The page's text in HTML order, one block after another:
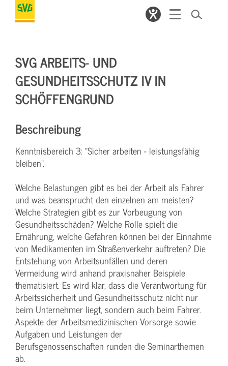
SVG ARBEITS- UND
GESUNDHEITSSCHUTZ IV IN
SCHÖFFENGRUND
Beschreibung
Kenntnisbereich 3: "Sicher arbeiten - leistungsfähig
bleiben".
Welche Belastungen gibt es bei der Arbeit als Fahrer
und was beansprucht den einzelnen am meisten?
Welche Strategien gibt es zur Vorbeugung von
Gesundheitsschäden? Welche Rolle spielt die
Ernährung, welche Gefahren können bei der Einnahme
von Medikamenten im Straßenverkehr auftreten? Die
Entstehung von Arbeitsunfällen und deren
Vermeidung wird anhand praxisnaher Beispiele
thematisiert. Es wird klar, dass die Verantwortung für
Arbeitssicherheit und Gesundheitsschutz nicht nur
beim Unternehmer liegt, sondern auch beim Fahrer.
Aspekte der Arbeitsmedizinischen Vorsorge sowie
Aufgaben und Leistungen der
Berufsgenossenschaften runden die Seminarthemen
ab.